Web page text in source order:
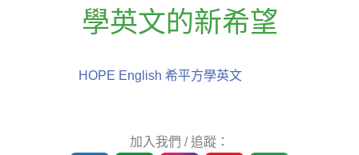
學英文的新希望
HOPE English 希平方學英文
加入我們 / 追蹤：